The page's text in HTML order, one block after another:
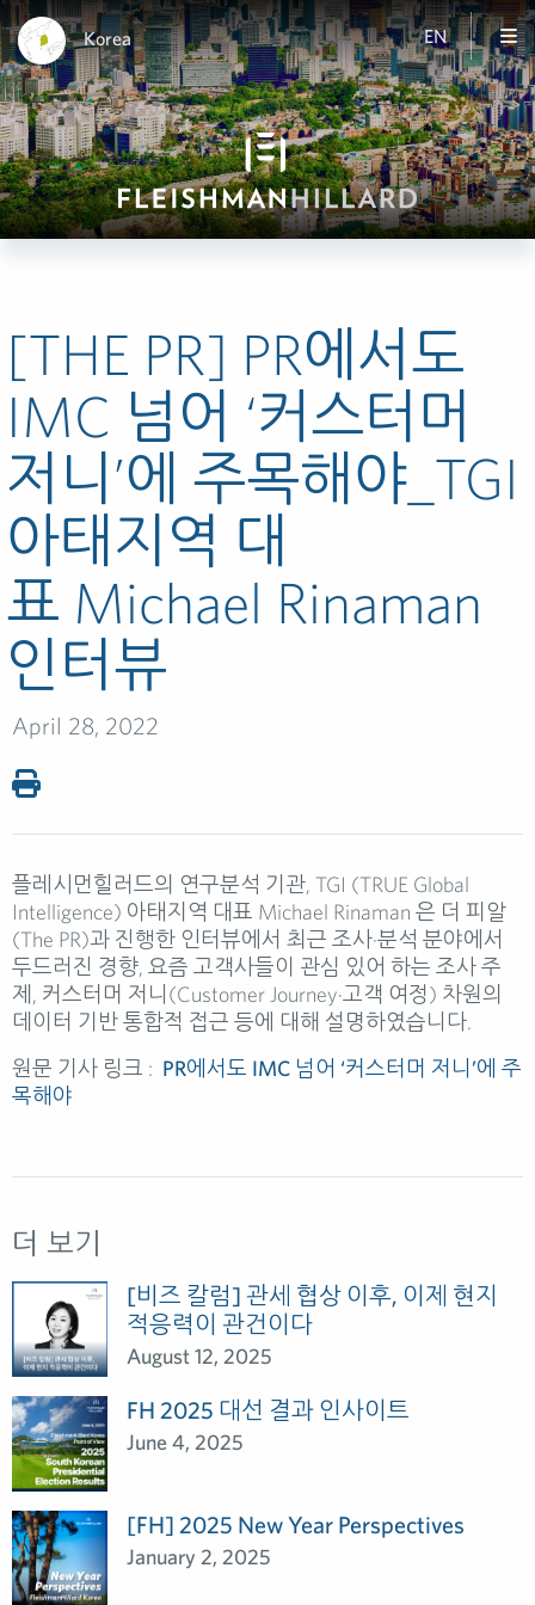
Korea EN
[THE PR] PR에서도
IMC 넘어 ‘커스터머
저니’에 주목해야_TGI
아태지역 대
표 Michael Rinaman
인터뷰
April 28, 2022
플레시먼힐러드의 연구분석 기관, TGI (TRUE Global
Intelligence) 아태지역 대표 Michael Rinaman 은 더 피알
(The PR)과 진행한 인터뷰에서 최근 조사·분석 분야에서
두드러진 경향, 요즘 고객사들이 관심 있어 하는 조사 주
제, 커스터머 저니(Customer Journey·고객 여정) 차원의
데이터 기반 통합적 접근 등에 대해 설명하였습니다.
원문 기사 링크 : PR에서도 IMC 넘어 ‘커스터머 저니’에 주
목해야
더 보기
[비즈 칼럼] 관세 협상 이후, 이제 현지
적응력이 관건이다
August 12, 2025
FH 2025 대선 결과 인사이트
June 4, 2025
[FH] 2025 New Year Perspectives
January 2, 2025